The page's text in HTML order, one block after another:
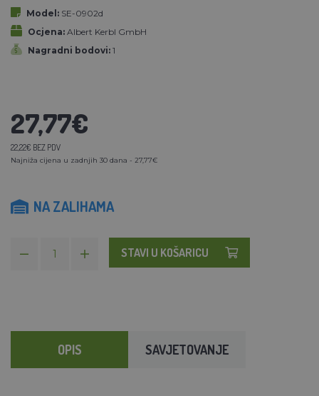
Model: SE-0902d
Ocjena: Albert Kerbl GmbH
Nagradni bodovi: 1
27,77€
22,22€ BEZ PDV
Najniža cijena u zadnjih 30 dana - 27,77€
NA ZALIHAMA
STAVI U KOŠARICU
OPIS SAVJETOVANJE